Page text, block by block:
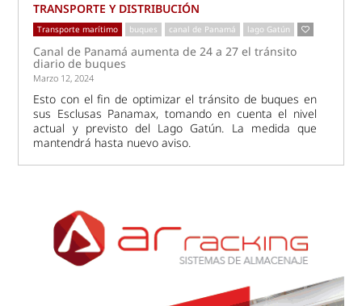
TRANSPORTE Y DISTRIBUCIÓN
Transporte marítimo buques canal de Panamá lago Gatún
Canal de Panamá aumenta de 24 a 27 el tránsito
diario de buques
Marzo 12, 2024
Esto con el fin de optimizar el tránsito de buques en
sus Esclusas Panamax, tomando en cuenta el nivel
actual y previsto del Lago Gatún. La medida que
mantendrá hasta nuevo aviso.